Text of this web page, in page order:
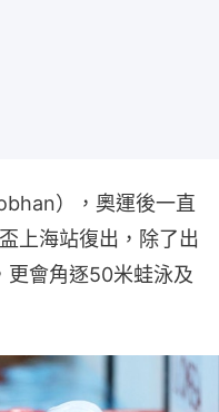
），奧運後一直
上海站復出，除了出
更會角逐50米蛙泳及